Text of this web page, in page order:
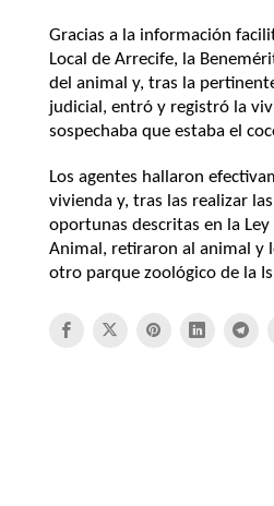
Gracias a la información
Local de Arrecife, la
del animal y, tras la
judicial, entró y registró la
sospechaba que estaba el
Los agentes hallaron
vivienda y, tras las realizar
oportunas descritas en la
Animal, retiraron al animal y
otro parque zoológico de la